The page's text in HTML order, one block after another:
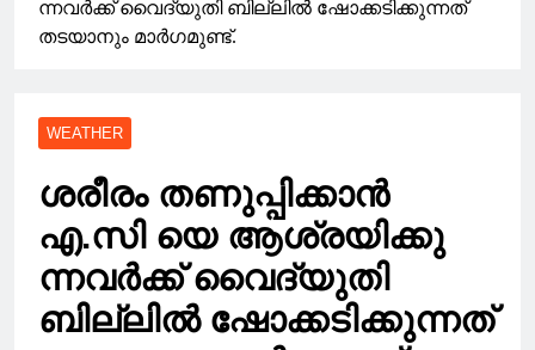
ന്നവർക്ക് വൈദ്യുതി ബില്ലിൽ ഷോക്കടിക്കുന്നത്
തടയാനും മാർഗമുണ്ട്.
WEATHER
ശരീരം തണുപ്പിക്കാൻ
എ.സി യെ ആശ്രയിക്കു
ന്നവർക്ക് വൈദ്യുതി
ബില്ലിൽ ഷോക്കടിക്കുന്നത്